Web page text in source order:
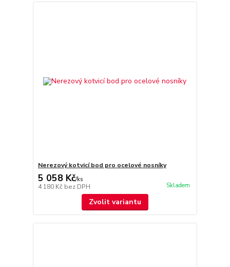
Nerezový kotvicí bod pro ocelové nosníky
5 058 Kč/ks
4 180 Kč bez DPH Skladem
Zvolit variantu